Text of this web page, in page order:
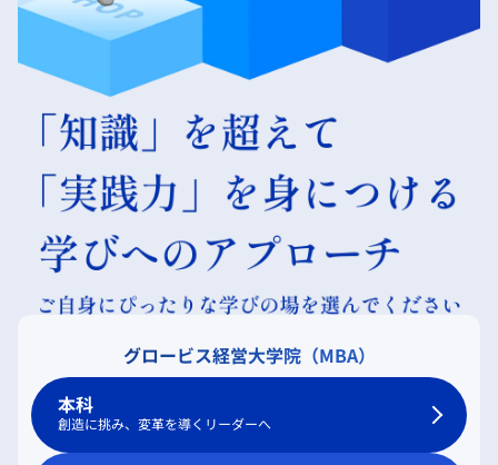
グロービス経営大学院（MBA）
本科
創造に挑み、変革を導くリーダーへ